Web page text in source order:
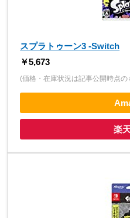
スプラトゥーン3 -Switch
￥5,673
(価格・在庫状況は記事公開時点の
楽